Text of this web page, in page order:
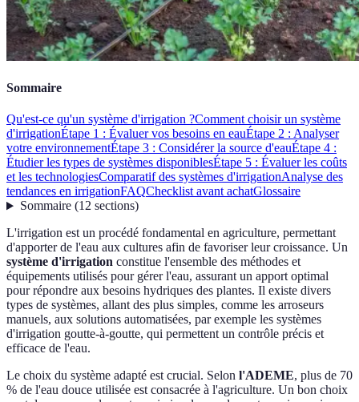
Sommaire
Qu'est-ce qu'un système d'irrigation ?Comment choisir un système
d'irrigationÉtape 1 : Évaluer vos besoins en eauÉtape 2 : Analyser
votre environnementÉtape 3 : Considérer la source d'eauÉtape 4 :
Étudier les types de systèmes disponiblesÉtape 5 : Évaluer les coûts
et les technologiesComparatif des systèmes d'irrigationAnalyse des
tendances en irrigationFAQChecklist avant achatGlossaire
Sommaire(12 sections)
L'irrigation est un procédé fondamental en agriculture, permettant
d'apporter de l'eau aux cultures afin de favoriser leur croissance. Un
système d'irrigation constitue l'ensemble des méthodes et
équipements utilisés pour gérer l'eau, assurant un apport optimal
pour répondre aux besoins hydriques des plantes. Il existe divers
types de systèmes, allant des plus simples, comme les arroseurs
manuels, aux solutions automatisées, par exemple les systèmes
d'irrigation goutte-à-goutte, qui permettent un contrôle précis et
efficace de l'eau.
Le choix du système adapté est crucial. Selon l'ADEME, plus de 70
% de l'eau douce utilisée est consacrée à l'agriculture. Un bon choix